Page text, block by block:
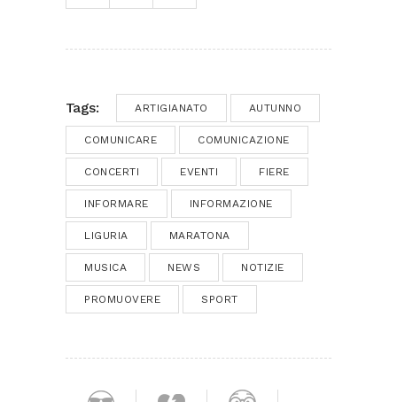
Tags: ARTIGIANATO AUTUNNO
COMUNICARE COMUNICAZIONE
CONCERTI EVENTI FIERE
INFORMARE INFORMAZIONE
LIGURIA MARATONA
MUSICA NEWS NOTIZIE
PROMUOVERE SPORT